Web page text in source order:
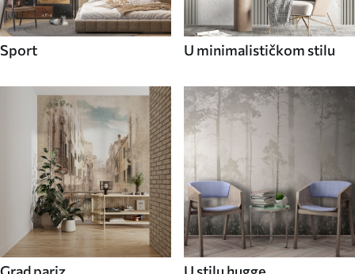
Sport U minimalističkom stilu